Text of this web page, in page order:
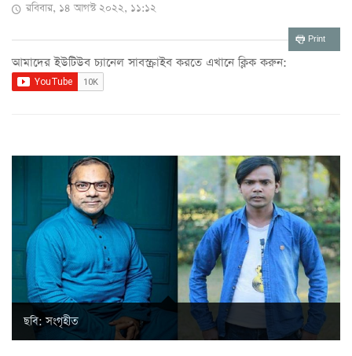
রবিবার, ১৪ আগস্ট ২০২২, ১১:১২
Print
আমাদের ইউটিউব চ্যানেল সাবস্ক্রাইব করতে এখানে ক্লিক করুন:
ছবি: সংগৃহীত